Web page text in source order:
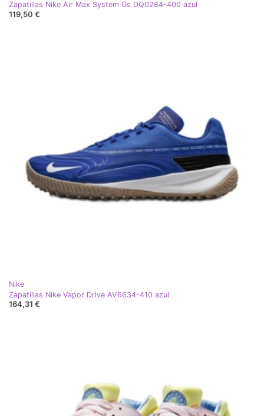
Zapatillas Nike Air Max System Gs DQ0284-400 azul
119,50 €
Nike
Zapatillas Nike Vapor Drive AV6634-410 azul
164,31 €